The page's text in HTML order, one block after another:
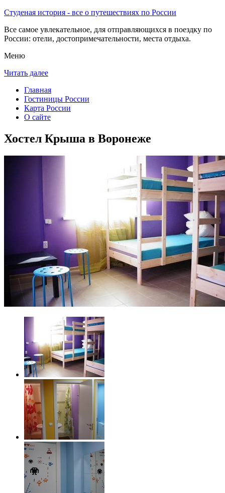
Студеная история - все о путешествиях по России
Все самое увлекательное, для отправляющихся в поездку по
России: отели, достопримечательности, места отдыха.
Меню
Читать далее
Главная
Гостиницы России
Карта России
О сайте
Хостел Крыша в Воронеже